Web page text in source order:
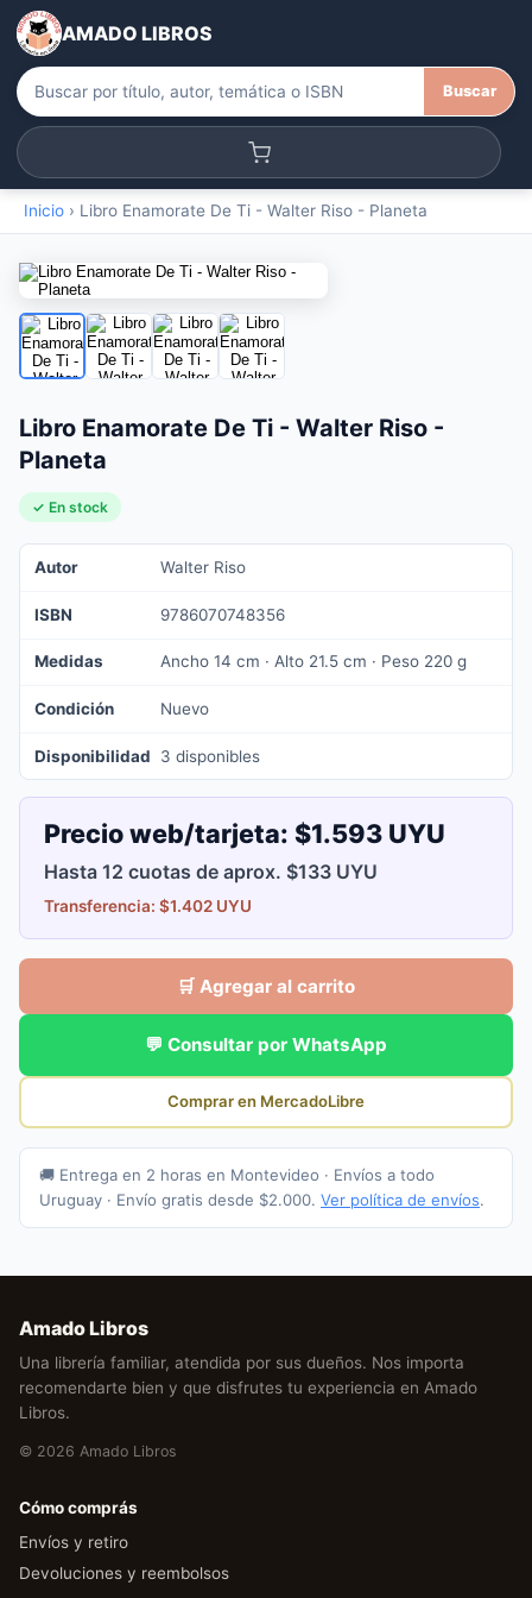
AMADO LIBROS
Buscar
Inicio › Libro Enamorate De Ti - Walter Riso - Planeta
Libro Enamorate De Ti - Walter Riso -
Planeta
✓ En stock
Autor Walter Riso
ISBN 9786070748356
Medidas Ancho 14 cm · Alto 21.5 cm · Peso 220 g
Condición Nuevo
Disponibilidad 3 disponibles
Precio web/tarjeta: $1.593 UYU
Hasta 12 cuotas de aprox. $133 UYU
Transferencia: $1.402 UYU
🛒 Agregar al carrito
💬 Consultar por WhatsApp
Comprar en MercadoLibre
🚚 Entrega en 2 horas en Montevideo · Envíos a todo
Uruguay · Envío gratis desde $2.000. Ver política de envíos.
Amado Libros
Una librería familiar, atendida por sus dueños. Nos importa
recomendarte bien y que disfrutes tu experiencia en Amado
Libros.
© 2026 Amado Libros
Cómo comprás
Envíos y retiro
Devoluciones y reembolsos